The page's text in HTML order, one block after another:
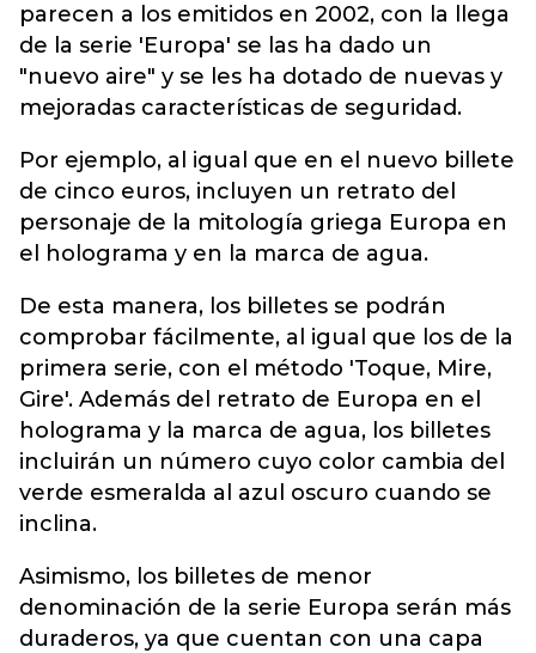
parecen a los emitidos en 2002, con la llega
de la serie 'Europa' se las ha dado un
"nuevo aire" y se les ha dotado de nuevas y
mejoradas características de seguridad.
Por ejemplo, al igual que en el nuevo billete
de cinco euros, incluyen un retrato del
personaje de la mitología griega Europa en
el holograma y en la marca de agua.
De esta manera, los billetes se podrán
comprobar fácilmente, al igual que los de la
primera serie, con el método 'Toque, Mire,
Gire'. Además del retrato de Europa en el
holograma y la marca de agua, los billetes
incluirán un número cuyo color cambia del
verde esmeralda al azul oscuro cuando se
inclina.
Asimismo, los billetes de menor
denominación de la serie Europa serán más
duraderos, ya que cuentan con una capa